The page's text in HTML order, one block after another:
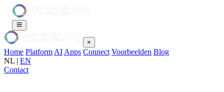
×
Home Platform AI Apps Connect Voorbeelden Blog
NL | EN
Contact